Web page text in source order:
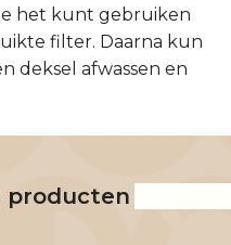
het kunt gebruiken
filter. Daarna kun
deksel afwassen en
producten